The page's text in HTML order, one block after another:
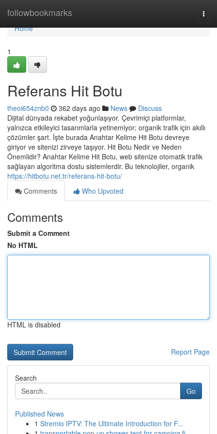
followbookmarks
Home
Home
1
Referans Hit Botu
theoi654znb0 362 days ago News
Discuss
Dijital dünyada rekabet yoğunlaşıyor. Çevrimiçi platformlar,
yalnızca etkileyici tasarımlarla yetinemiyor; organik trafik için akıllı
çözümler şart. İşte burada Anahtar Kelime Hit Botu devreye
giriyor ve sitenizi zirveye taşıyor. Hit Botu Nedir ve Neden
Önemlidir? Anahtar Kelime Hit Botu, web sitenize otomatik trafik
sağlayan algoritma dostu sistemlerdir. Bu teknolojiler, organik
https://hitbotu.net.tr/referans-hit-botu/
Comments
Who Upvoted
Comments
Submit a Comment
No HTML
HTML is disabled
Report Page
Search
Go
Published News
1 Stremio IPTV: The Ultimate Introduction for F...